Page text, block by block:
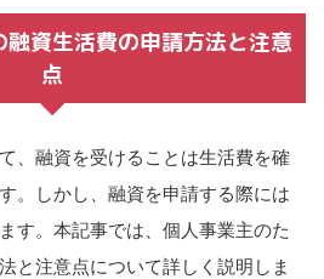
資生活費の申請方法と注意
点
、融資を受けることは生活費を確
。しかし、融資を申請する際には
す。本記事では、個人事業主のた
と注意点について詳しく説明しま